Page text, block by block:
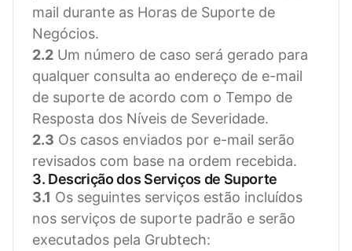
mail durante as Horas de Suporte de
Negócios.
2.2 Um número de caso será gerado para
qualquer consulta ao endereço de e-mail
de suporte de acordo com o Tempo de
Resposta dos Níveis de Severidade.
2.3 Os casos enviados por e-mail serão
revisados com base na ordem recebida.
3. Descrição dos Serviços de Suporte
3.1 Os seguintes serviços estão incluídos
nos serviços de suporte padrão e serão
executados pela Grubtech: